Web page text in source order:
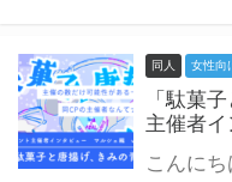
同人 女性向
「駄菓
主催者